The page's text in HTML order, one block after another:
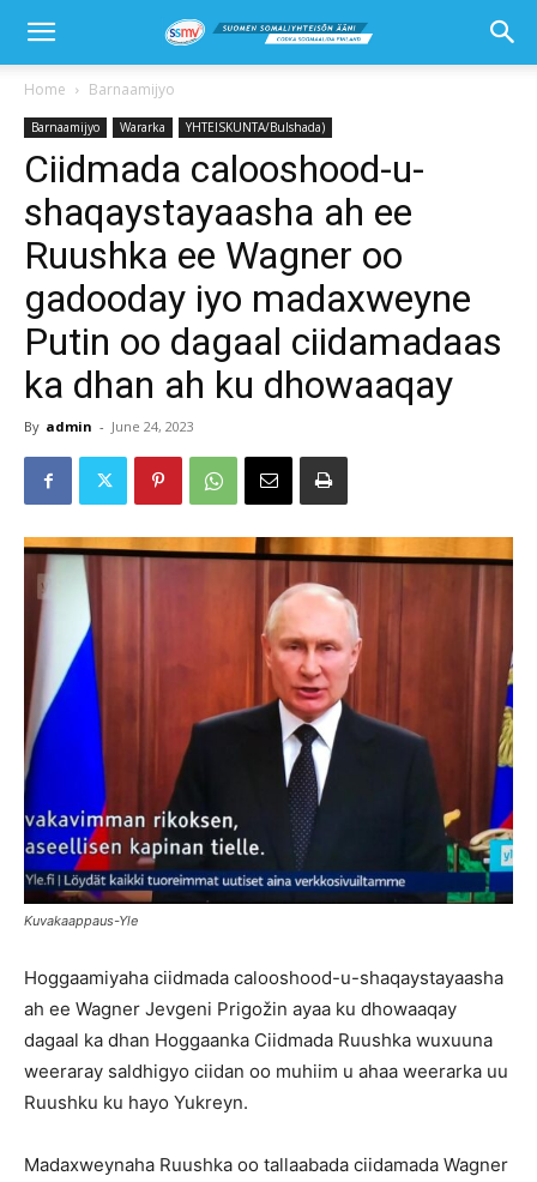
Home Barnaamijyo
Barnaamijyo Wararka YHTEISKUNTA/Bulshada)
Ciidmada calooshood-u-
shaqaystayaasha ah ee
Ruushka ee Wagner oo
gadooday iyo madaxweyne
Putin oo dagaal ciidamadaas
ka dhan ah ku dhowaaqay
By admin - June 24, 2023
Kuvakaappaus-Yle
Hoggaamiyaha ciidmada calooshood-u-shaqaystayaasha
ah ee Wagner Jevgeni Prigožin ayaa ku dhowaaqay
dagaal ka dhan Hoggaanka Ciidmada Ruushka wuxuuna
weeraray saldhigyo ciidan oo muhiim u ahaa weerarka uu
Ruushku ku hayo Yukreyn.
Madaxweynaha Ruushka oo tallaabada ciidamada Wagner